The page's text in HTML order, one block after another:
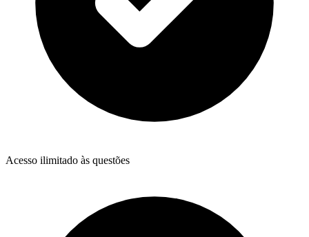
Acesso ilimitado às questões